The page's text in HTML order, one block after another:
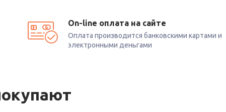
On-line оплата на сайте
Оплата производится банковскими картами и
электронными деньгами